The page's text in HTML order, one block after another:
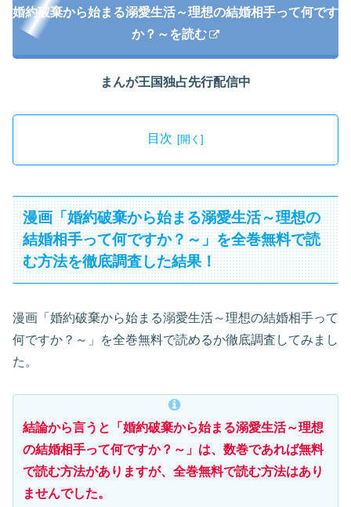
婚約破棄から始まる溺愛生活～理想の結婚相手って何です
か？～を読む
まんが王国独占先行配信中
目次
漫画「婚約破棄から始まる溺愛生活～理想の
結婚相手って何ですか？～」を全巻無料で読
む方法を徹底調査した結果！
漫画「婚約破棄から始まる溺愛生活～理想の結婚相手って
何ですか？～」を全巻無料で読めるか徹底調査してみまし
た。
結論から言うと「婚約破棄から始まる溺愛生活～理想
の結婚相手って何ですか？～」は、数巻であれば無料
で読む方法がありますが、全巻無料で読む方法はあり
ませんでした。